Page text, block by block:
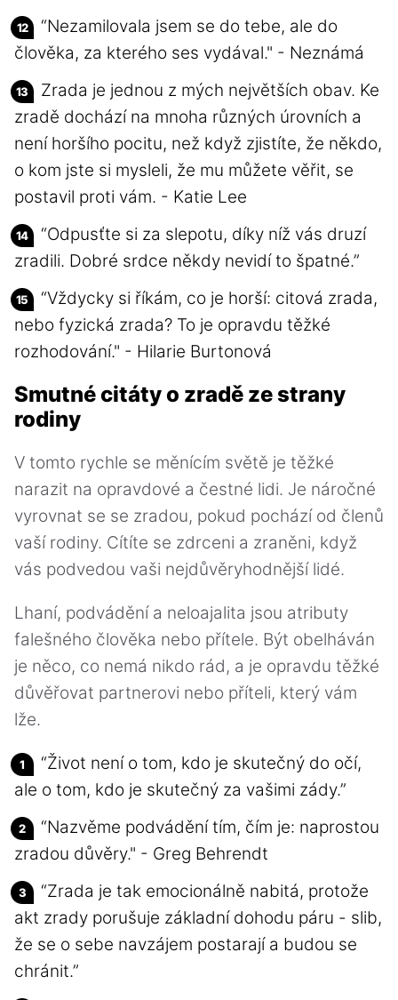
“Nezamilovala jsem se do tebe, ale do
člověka, za kterého ses vydával." - Neznámá
Zrada je jednou z mých největších obav. Ke
zradě dochází na mnoha různých úrovních a
není horšího pocitu, než když zjistíte, že někdo,
o kom jste si mysleli, že mu můžete věřit, se
postavil proti vám. - Katie Lee
“Odpusťte si za slepotu, díky níž vás druzí
zradili. Dobré srdce někdy nevidí to špatné.”
“Vždycky si říkám, co je horší: citová zrada,
nebo fyzická zrada? To je opravdu těžké
rozhodování." - Hilarie Burtonová
Smutné citáty o zradě ze strany
rodiny
V tomto rychle se měnícím světě je těžké
narazit na opravdové a čestné lidi. Je náročné
vyrovnat se se zradou, pokud pochází od členů
vaší rodiny. Cítíte se zdrceni a zraněni, když
vás podvedou vaši nejdůvěryhodnější lidé.
Lhaní, podvádění a neloajalita jsou atributy
falešného člověka nebo přítele. Být obelháván
je něco, co nemá nikdo rád, a je opravdu těžké
důvěřovat partnerovi nebo příteli, který vám
lže.
“Život není o tom, kdo je skutečný do očí,
ale o tom, kdo je skutečný za vašimi zády.”
“Nazvěme podvádění tím, čím je: naprostou
zradou důvěry." - Greg Behrendt
“Zrada je tak emocionálně nabitá, protože
akt zrady porušuje základní dohodu páru - slib,
že se o sebe navzájem postarají a budou se
chránit.”